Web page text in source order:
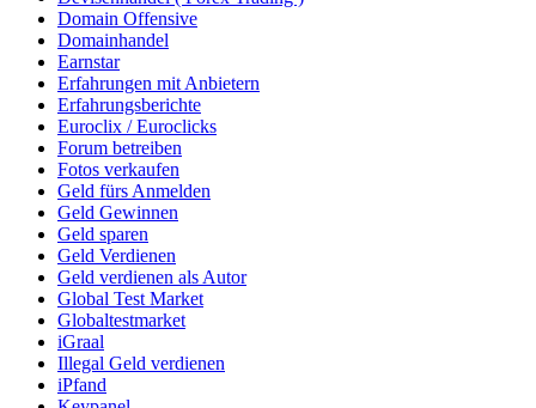
Domain Offensive
Domainhandel
Earnstar
Erfahrungen mit Anbietern
Erfahrungsberichte
Euroclix / Euroclicks
Forum betreiben
Fotos verkaufen
Geld fürs Anmelden
Geld Gewinnen
Geld sparen
Geld Verdienen
Geld verdienen als Autor
Global Test Market
Globaltestmarket
iGraal
Illegal Geld verdienen
iPfand